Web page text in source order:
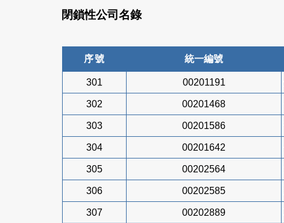
閉鎖性公司名錄
序號 統一編號
301 00201191
302 00201468
303 00201586
304 00201642
305 00202564
306 00202585
307 00202889